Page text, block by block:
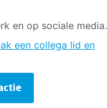
en op sociale media.
een collega lid en